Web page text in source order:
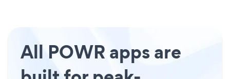
All POWR apps are